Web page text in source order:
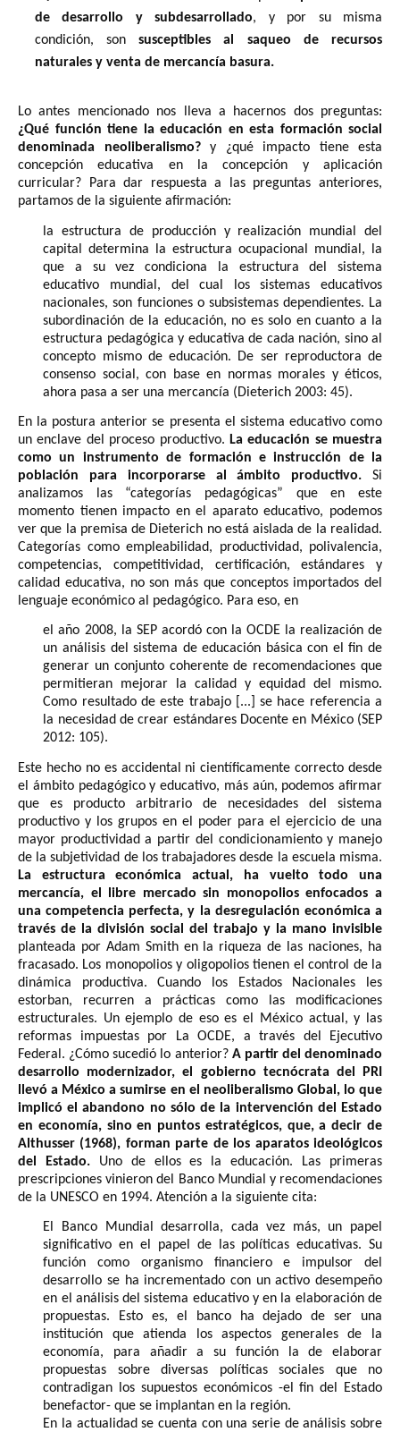
de desarrollo y subdesarrollado, y por su misma
condición, sonsusceptibles al saqueo de recursos
naturales y venta de mercancía basura.
Lo antes mencionado nos lleva a hacernos dos preguntas:
¿Qué función tiene la educación en esta formación social
denominada neoliberalismo?y ¿qué impacto tiene esta
concepción educativa en la concepción y aplicación
curricular? Para dar respuesta a las preguntas anteriores,
partamos de la siguiente afirmación:
la estructura de producción y realización mundial del
capital determina la estructura ocupacional mundial, la
que a su vez condiciona la estructura del sistema
educativo mundial, del cual los sistemas educativos
nacionales, son funciones o subsistemas dependientes. La
subordinación de la educación, no es solo en cuanto a la
estructura pedagógica y educativa de cada nación, sino al
concepto mismo de educación. De ser reproductora de
consenso social, con base en normas morales y éticos,
ahora pasa a ser una mercancía (Dieterich 2003: 45).
En la postura anterior se presenta el sistema educativo como
un enclave del proceso productivo. La educación se muestra
como un instrumento de formación e instrucción de la
población para incorporarse al ámbito productivo. Si
analizamos las “categorías pedagógicas” que en este
momento tienen impacto en el aparato educativo, podemos
ver que la premisa de Dieterich no está aislada de la realidad.
Categorías como empleabilidad, productividad, polivalencia,
competencias, competitividad, certificación, estándares y
calidad educativa, no son más que conceptos importados del
lenguaje económico al pedagógico. Para eso, en
el año 2008, la SEP acordó con la OCDE la realización de
un análisis del sistema de educación básica con el fin de
generar un conjunto coherente de recomendaciones que
permitieran mejorar la calidad y equidad del mismo.
Como resultado de este trabajo [...] se hace referencia a
la necesidad de crear estándares Docente en México (SEP
2012: 105).
Este hecho no es accidental ni científicamente correcto desde
el ámbito pedagógico y educativo, más aún, podemos afirmar
que es producto arbitrario de necesidades del sistema
productivo y los grupos en el poder para el ejercicio de una
mayor productividad a partir del condicionamiento y manejo
de la subjetividad de los trabajadores desde la escuela misma.
La estructura económica actual, ha vuelto todo una
mercancía, el libre mercado sin monopolios enfocados a
una competencia perfecta, y la desregulación económica a
través de la división social del trabajo y la mano invisible
planteada por Adam Smith en la riqueza de las naciones, ha
fracasado. Los monopolios y oligopolios tienen el control de la
dinámica productiva. Cuando los Estados Nacionales les
estorban, recurren a prácticas como las modificaciones
estructurales. Un ejemplo de eso es el México actual, y las
reformas impuestas por La OCDE, a través del Ejecutivo
Federal. ¿Cómo sucedió lo anterior? A partir del denominado
desarrollo modernizador, el gobierno tecnócrata del PRI
llevó a México a sumirse en el neoliberalismo Global, lo que
implicó el abandono no sólo de la intervención del Estado
en economía, sino en puntos estratégicos, que, a decir de
Althusser (1968), forman parte de los aparatos ideológicos
del Estado.Uno de ellos es la educación. Las primeras
prescripciones vinieron del Banco Mundial y recomendaciones
de la UNESCO en 1994. Atención a la siguiente cita:
El Banco Mundial desarrolla, cada vez más, un papel
significativo en el papel de las políticas educativas. Su
función como organismo financiero e impulsor del
desarrollo se ha incrementado con un activo desempeño
en el análisis del sistema educativo y en la elaboración de
propuestas. Esto es, el banco ha dejado de ser una
institución que atienda los aspectos generales de la
economía, para añadir a su función la de elaborar
propuestas sobre diversas políticas sociales que no
contradigan los supuestos económicos -el fin del Estado
benefactor- que se implantan en la región.
En la actualidad se cuenta con una serie de análisis sobre